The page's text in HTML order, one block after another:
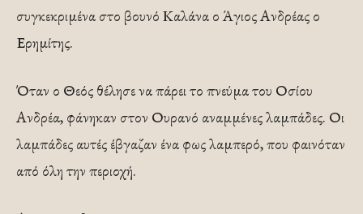
συγκεκριμένα στο βουνό Καλάνα ο Άγιος Ανδρέας ο
Ερημίτης.
Όταν ο Θεός θέλησε να πάρει το πνεύμα του Οσίου
Ανδρέα, φάνηκαν στον Ουρανό αναμμένες λαμπάδες. Οι
λαμπάδες αυτές έβγαζαν ένα φως λαμπερό, που φαινόταν
από όλη την περιοχή.